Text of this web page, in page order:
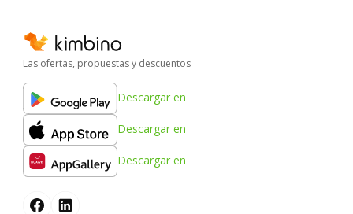
Las ofertas, propuestas y descuentos
Descargar en
Descargar en
Descargar en